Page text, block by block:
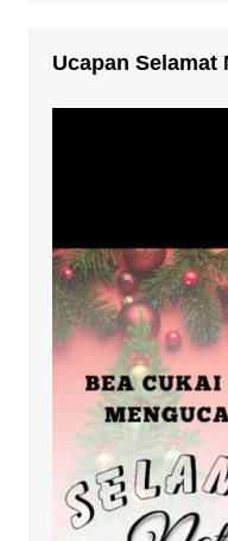
Ucapan Selamat